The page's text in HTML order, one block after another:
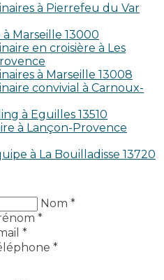
à Pierrefeu du Var
Marseille 13000
en croisière à Les
à Marseille 13008
convivial à Carnoux-
à Eguilles 13510
à Lançon-Provence
à La Bouilladisse 13720
Nom *
*
*
*